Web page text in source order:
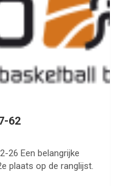
62
26 Een belangrijke
plaats op de ranglijst.